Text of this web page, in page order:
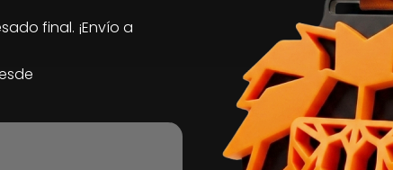
final. ¡Envío a